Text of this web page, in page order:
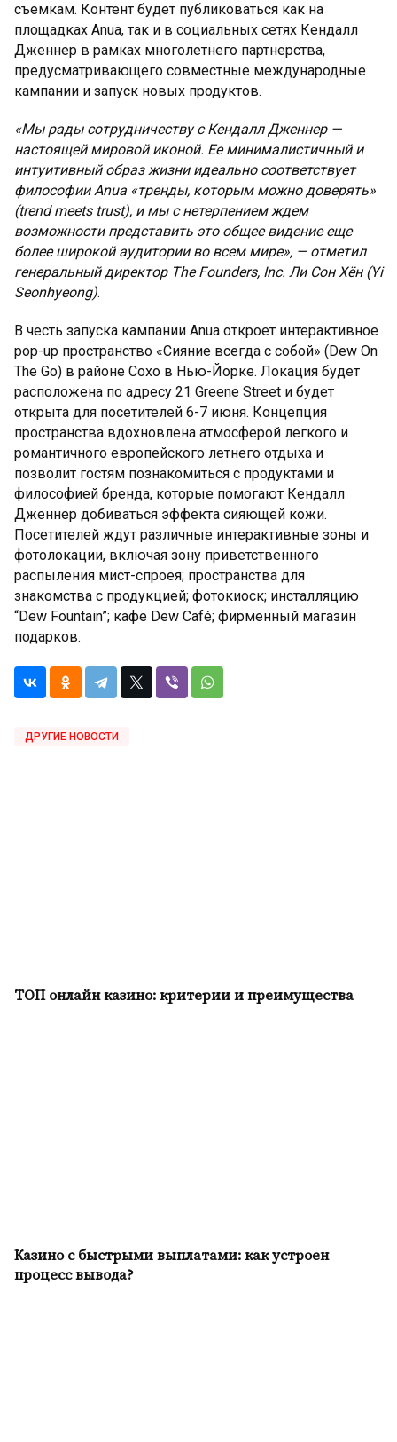
съемкам. Контент будет публиковаться как на
площадках Anua, так и в социальных сетях Кендалл
Дженнер в рамках многолетнего партнерства,
предусматривающего совместные международные
кампании и запуск новых продуктов.
«Мы рады сотрудничеству с Кендалл Дженнер —
настоящей мировой иконой. Ее минималистичный и
интуитивный образ жизни идеально соответствует
философии Anua «тренды, которым можно доверять»
(trend meets trust), и мы с нетерпением ждем
возможности представить это общее видение еще
более широкой аудитории во всем мире», — отметил
генеральный директор The Founders, Inc. Ли Сон Хён (Yi
Seonhyeong).
В честь запуска кампании Anua откроет интерактивное
pop-up пространство «Сияние всегда с собой» (Dew On
The Go) в районе Сохо в Нью-Йорке. Локация будет
расположена по адресу 21 Greene Street и будет
открыта для посетителей 6-7 июня. Концепция
пространства вдохновлена атмосферой легкого и
романтичного европейского летнего отдыха и
позволит гостям познакомиться с продуктами и
философией бренда, которые помогают Кендалл
Дженнер добиваться эффекта сияющей кожи.
Посетителей ждут различные интерактивные зоны и
фотолокации, включая зону приветственного
распыления мист-спроея; пространства для
знакомства с продукцией; фотокиоск; инсталляцию
“Dew Fountain”; кафе Dew Café; фирменный магазин
подарков.
ДРУГИЕ НОВОСТИ
ТОП онлайн казино: критерии и преимущества
Казино с быстрыми выплатами: как устроен
процесс вывода?